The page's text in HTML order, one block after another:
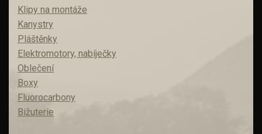
Klipy na montáže
Kanystry
Pláštěnky
Elektromotory, nabíječky
Oblečení
Boxy
Fluorocarbony
Bižuterie